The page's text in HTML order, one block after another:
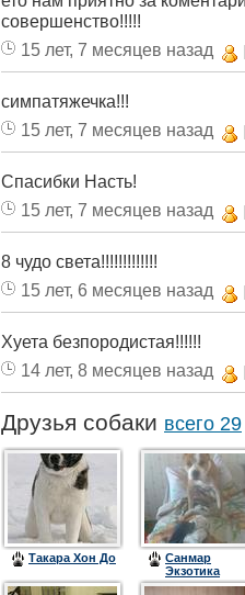
совершенство!!!!!
15 лет, 7 месяцев назад
симпатяжечка!!!
15 лет, 7 месяцев назад
Спасибки Насть!
15 лет, 7 месяцев назад
8 чудо света!!!!!!!!!!!!!
15 лет, 6 месяцев назад
Хуета безпородистая!!!!!!
14 лет, 8 месяцев назад
Друзья собаки всего 29
Такара Хон До
Санмар
Экзотика
Эджи